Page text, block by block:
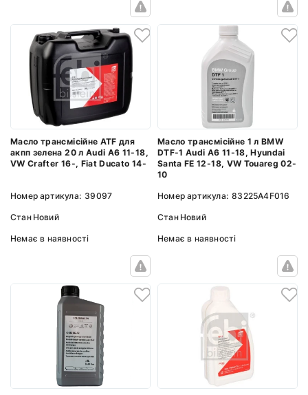
Масло трансмісійне ATF для
акпп зелена 20 л Audi A6 11-18,
VW Crafter 16-, Fiat Ducato 14-
Номер артикула: 39097
Стан Новий
Немає в наявності
Масло трансмісійне 1 л BMW
DTF-1 Audi A6 11-18, Hyundai
Santa FE 12-18, VW Touareg 02-
10
Номер артикула: 83225A4F016
Стан Новий
Немає в наявності